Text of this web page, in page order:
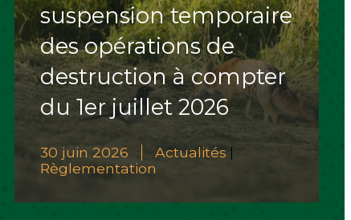
suspension temporaire
des opérations de
destruction à compter
du 1er juillet 2026
30 juin 2026 Actualités
Règlementation